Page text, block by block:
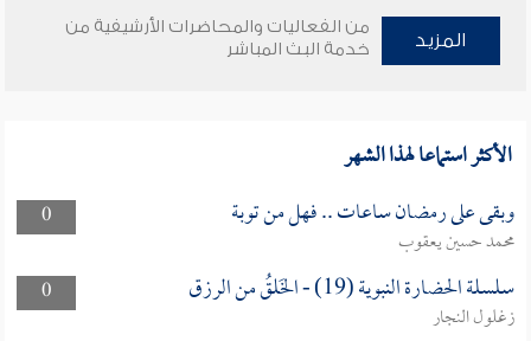
المزيد
من الفعاليات والمحاضرات الأرشيفية من
خدمة البث المباشر
الأكثر استماعا لهذا الشهر
0 وبقى على رمضان ساعات .. فهل من توبة
محمد حسين يعقوب
0
سلسلة الحضارة النبوية (19) - الخَلقُ من الرزق
زغلول النجار